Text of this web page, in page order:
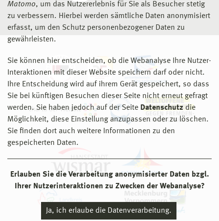
Matomo, um das Nutzererlebnis für Sie als Besucher stetig
zu verbessern. Hierbei werden sämtliche Daten anonymisiert
erfasst, um den Schutz personenbezogener Daten zu
gewährleisten.
Sie können hier entscheiden, ob die Webanalyse Ihre Nutzer-
Interaktionen mit dieser Website speichern darf oder nicht.
Ihre Entscheidung wird auf ihrem Gerät gespeichert, so dass
Sie bei künftigen Besuchen dieser Seite nicht erneut gefragt
werden. Sie haben jedoch auf der Seite Datenschutz die
Möglichkeit, diese Einstellung anzupassen oder zu löschen.
Sie finden dort auch weitere Informationen zu den
gespeicherten Daten.
Erlauben Sie die Verarbeitung anonymisierter Daten bzgl.
Ihrer Nutzerinteraktionen zu Zwecken der Webanalyse?
Ja, ich erlaube die Datenverarbeitung.